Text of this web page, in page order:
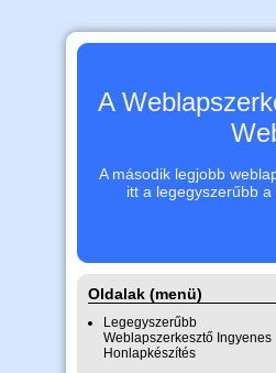
A
A második legjobb
itt a legegyszerűbb
Oldalak (menü)
Legegyszerűbb
Weblapszerkesztő Ingyenes
Honlapkészítés